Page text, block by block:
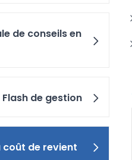
de conseils en
de gestion
coût de revient